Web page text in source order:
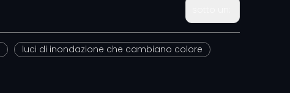
luci di inondazione che cambiano colore